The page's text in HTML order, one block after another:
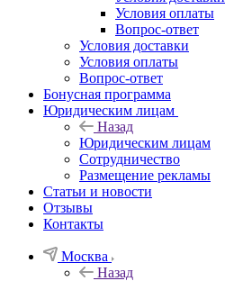
Условия оплаты
Вопрос-ответ
Условия доставки
Условия оплаты
Вопрос-ответ
Бонусная программа
Юридическим лицам
Назад
Юридическим лицам
Сотрудничество
Размещение рекламы
Статьи и новости
Отзывы
Контакты
Москва
Назад